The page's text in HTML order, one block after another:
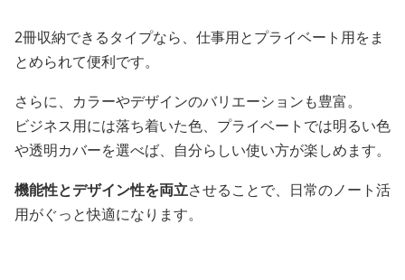
2冊収納できるタイプなら、仕事用とプライベート用をま
とめられて便利です。
さらに、カラーやデザインのバリエーションも豊富。
ビジネス用には落ち着いた色、プライベートでは明るい色
や透明カバーを選べば、自分らしい使い方が楽しめます。
機能性とデザイン性を両立させることで、日常のノート活
用がぐっと快適になります。